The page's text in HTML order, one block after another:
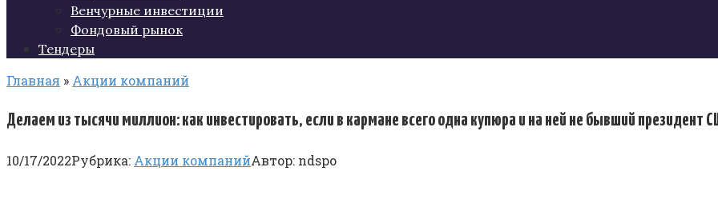
Венчурные инвестиции
Фондовый рынок
Тендеры
Главная » Акции компаний
Делаем из тысячи миллион: как инвестировать, если в кармане всего одна купюра и на ней не бывший президент
10/17/2022Рубрика: Акции компанийАвтор: ndspo